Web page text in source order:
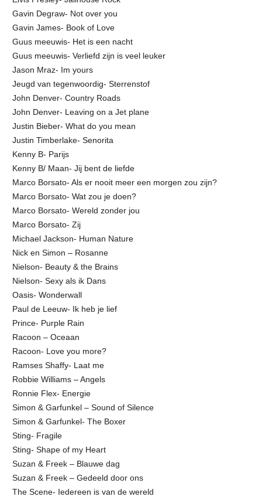
Gavin Degraw- Not over you
Gavin James- Book of Love
Guus meeuwis- Het is een nacht
Guus meeuwis- Verliefd zijn is veel leuker
Jason Mraz- Im yours
Jeugd van tegenwoordig- Sterrenstof
John Denver- Country Roads
John Denver- Leaving on a Jet plane
Justin Bieber- What do you mean
Justin Timberlake- Senorita
Kenny B- Parijs
Kenny B/ Maan- Jij bent de liefde
Marco Borsato- Als er nooit meer een morgen zou zijn?
Marco Borsato- Wat zou je doen?
Marco Borsato- Wereld zonder jou
Marco Borsato- Zij
Michael Jackson- Human Nature
Nick en Simon – Rosanne
Nielson- Beauty & the Brains
Nielson- Sexy als ik Dans
Oasis- Wonderwall
Paul de Leeuw- Ik heb je lief
Prince- Purple Rain
Racoon – Oceaan
Racoon- Love you more?
Ramses Shaffy- Laat me
Robbie Williams – Angels
Ronnie Flex- Energie
Simon & Garfunkel – Sound of Silence
Simon & Garfunkel- The Boxer
Sting- Fragile
Sting- Shape of my Heart
Suzan & Freek – Blauwe dag
Suzan & Freek – Gedeeld door ons
The Scene- Iedereen is van de wereld